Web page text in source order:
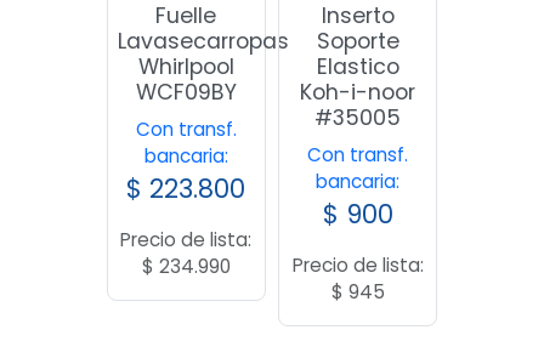
Fuelle
Lavasecarropas
Whirlpool
WCF09BY
Con transf.
bancaria:
$ 223.800
Precio de lista:
$ 234.990
Inserto
Soporte
Elastico
Koh-i-noor
#35005
Con transf.
bancaria:
$ 900
Precio de lista:
$ 945